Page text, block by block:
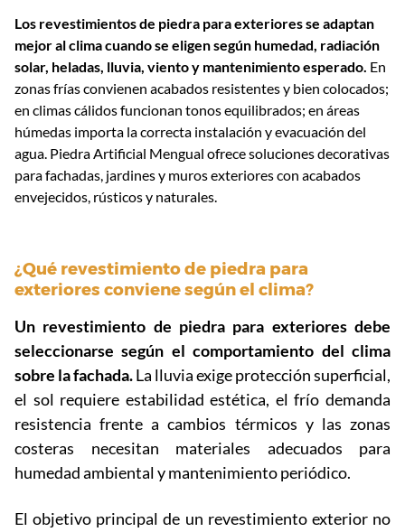
Los revestimientos de piedra para exteriores se adaptan
mejor al clima cuando se eligen según humedad, radiación
solar, heladas, lluvia, viento y mantenimiento esperado. En
zonas frías convienen acabados resistentes y bien colocados;
en climas cálidos funcionan tonos equilibrados; en áreas
húmedas importa la correcta instalación y evacuación del
agua. Piedra Artificial Mengual ofrece soluciones decorativas
para fachadas, jardines y muros exteriores con acabados
envejecidos, rústicos y naturales.
¿Qué revestimiento de piedra para
exteriores conviene según el clima?
Un revestimiento de piedra para exteriores debe
seleccionarse según el comportamiento del clima
sobre la fachada.La lluvia exige protección superficial,
el sol requiere estabilidad estética, el frío demanda
resistencia frente a cambios térmicos y las zonas
costeras necesitan materiales adecuados para
humedad ambiental y mantenimiento periódico.
El objetivo principal de un revestimiento exterior no